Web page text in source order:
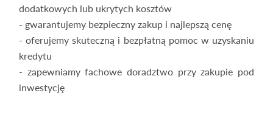
dodatkowych lub ukrytych kosztów
- gwarantujemy bezpieczny zakup i najlepszą cenę
- oferujemy skuteczną i bezpłatną pomoc w uzyskaniu
kredytu
- zapewniamy fachowe doradztwo przy zakupie pod
inwestycję